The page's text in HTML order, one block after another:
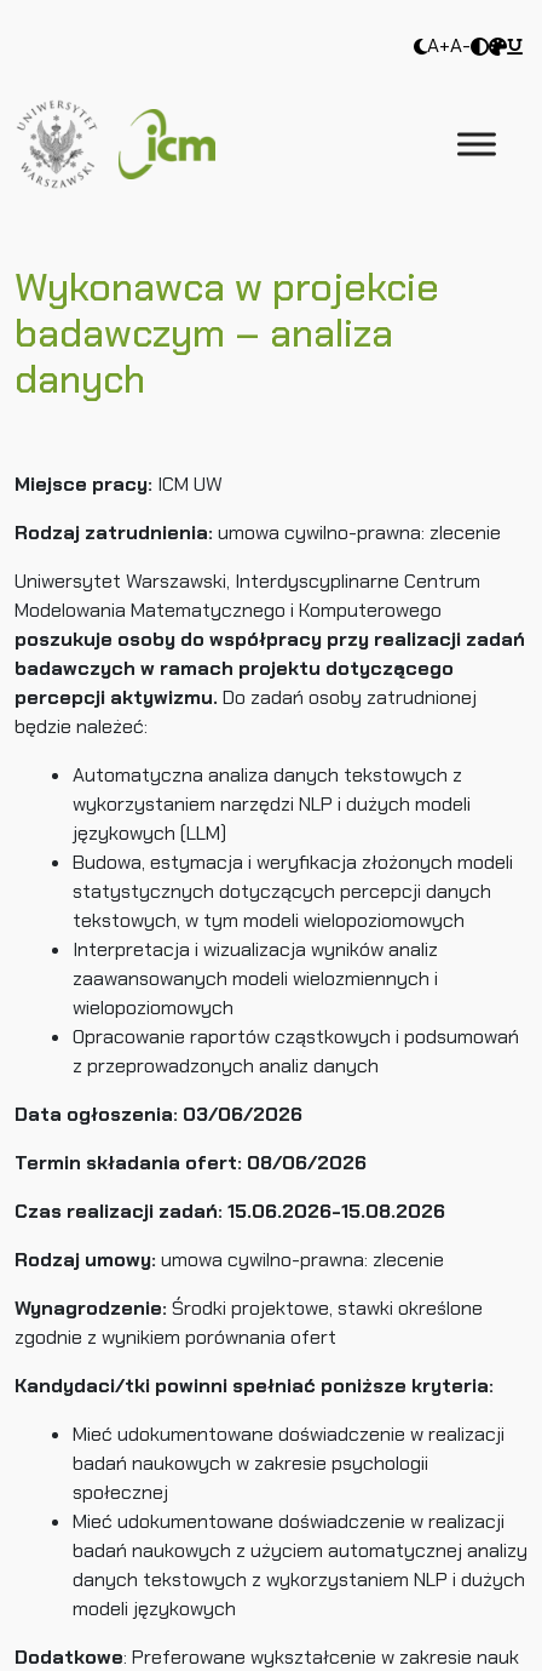
A+A-
Wykonawca w projekcie
badawczym – analiza
danych
Miejsce pracy: ICM UW
Rodzaj zatrudnienia: umowa cywilno-prawna: zlecenie
Uniwersytet Warszawski, Interdyscyplinarne Centrum
Modelowania Matematycznego i Komputerowego
poszukuje osoby do współpracy przy realizacji zadań
badawczych w ramach projektu dotyczącego
percepcji aktywizmu. Do zadań osoby zatrudnionej
będzie należeć:
Automatyczna analiza danych tekstowych z
wykorzystaniem narzędzi NLP i dużych modeli
językowych (LLM)
Budowa, estymacja i weryfikacja złożonych modeli
statystycznych dotyczących percepcji danych
tekstowych, w tym modeli wielopoziomowych
Interpretacja i wizualizacja wyników analiz
zaawansowanych modeli wielozmiennych i
wielopoziomowych
Opracowanie raportów cząstkowych i podsumowań
z przeprowadzonych analiz danych
Data ogłoszenia: 03/06/2026
Termin składania ofert: 08/06/2026
Czas realizacji zadań: 15.06.2026-15.08.2026
Rodzaj umowy: umowa cywilno-prawna: zlecenie
Wynagrodzenie: Środki projektowe, stawki określone
zgodnie z wynikiem porównania ofert
Kandydaci/tki powinni spełniać poniższe kryteria:
Mieć udokumentowane doświadczenie w realizacji
badań naukowych w zakresie psychologii
społecznej
Mieć udokumentowane doświadczenie w realizacji
badań naukowych z użyciem automatycznej analizy
danych tekstowych z wykorzystaniem NLP i dużych
modeli językowych
Dodatkowe: Preferowane wykształcenie w zakresie nauk